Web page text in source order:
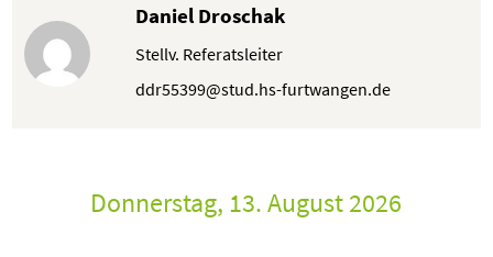
Daniel Droschak
Stellv. Referatsleiter
ddr55399@stud.hs-furtwangen.de
Donnerstag, 13. August 2026